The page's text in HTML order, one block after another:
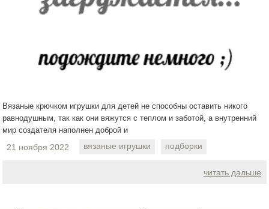
Вязаные крючком игрушки для детей не способны оставить никого
равнодушным, так как они вяжутся с теплом и заботой, а внутренний
мир создателя наполнен доброй и
21 ноября 2022 вязаные игрушки подборки
читать дальше